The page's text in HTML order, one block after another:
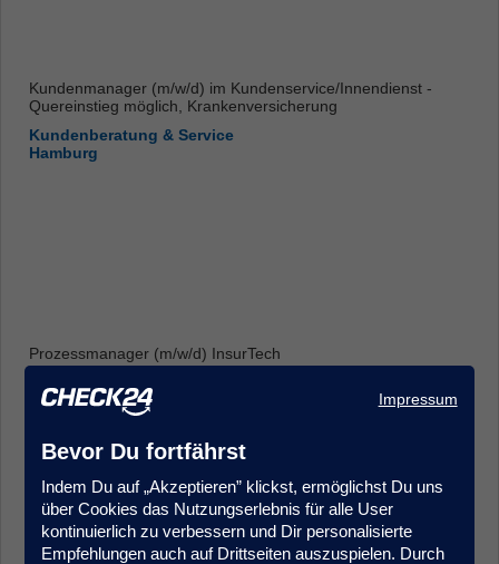
Kundenmanager (m/w/d) im Kundenservice/Innendienst -
Quereinstieg möglich, Krankenversicherung
Kundenberatung & Service
Hamburg
Prozessmanager (m/w/d) InsurTech
Frankfurt
Impressum
Bevor Du fortfährst
Indem Du auf „Akzeptieren” klickst, ermöglichst Du uns
über Cookies das Nutzungserlebnis für alle User
kontinuierlich zu verbessern und Dir personalisierte
Empfehlungen auch auf Drittseiten auszuspielen. Durch